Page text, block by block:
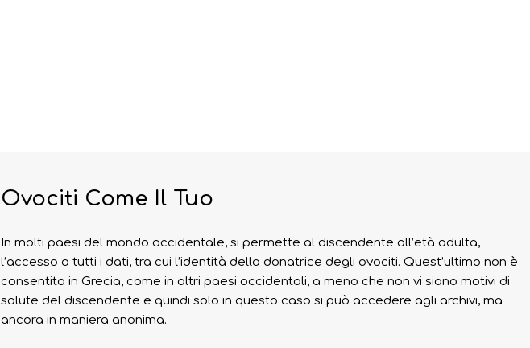
Ovociti Come Il Tuo
In molti paesi del mondo occidentale, si permette al discendente all’età adulta,
l’accesso a tutti i dati, tra cui l’identità della donatrice degli ovociti. Quest’ultimo non è
consentito in Grecia, come in altri paesi occidentali, a meno che non vi siano motivi di
salute del discendente e quindi solo in questo caso si può accedere agli archivi, ma
ancora in maniera anonima.